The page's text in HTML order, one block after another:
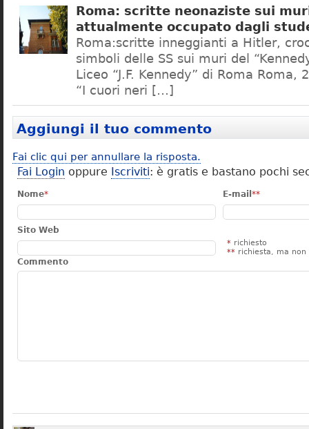
Roma: scritte neonaziste sui
attualmente occupato dagli
Roma:scritte inneggianti a Hitler,
simboli delle SS sui muri del
Liceo “J.F. Kennedy” di Roma Roma,
“I cuori neri […]
Aggiungi il tuo commento
Fai clic qui per annullare la risposta.
Fai Login oppure Iscriviti: è gratis e bastano pochi
Nome* E-mail **
Sito Web
* richiesto
** richiesta, ma non
Commento